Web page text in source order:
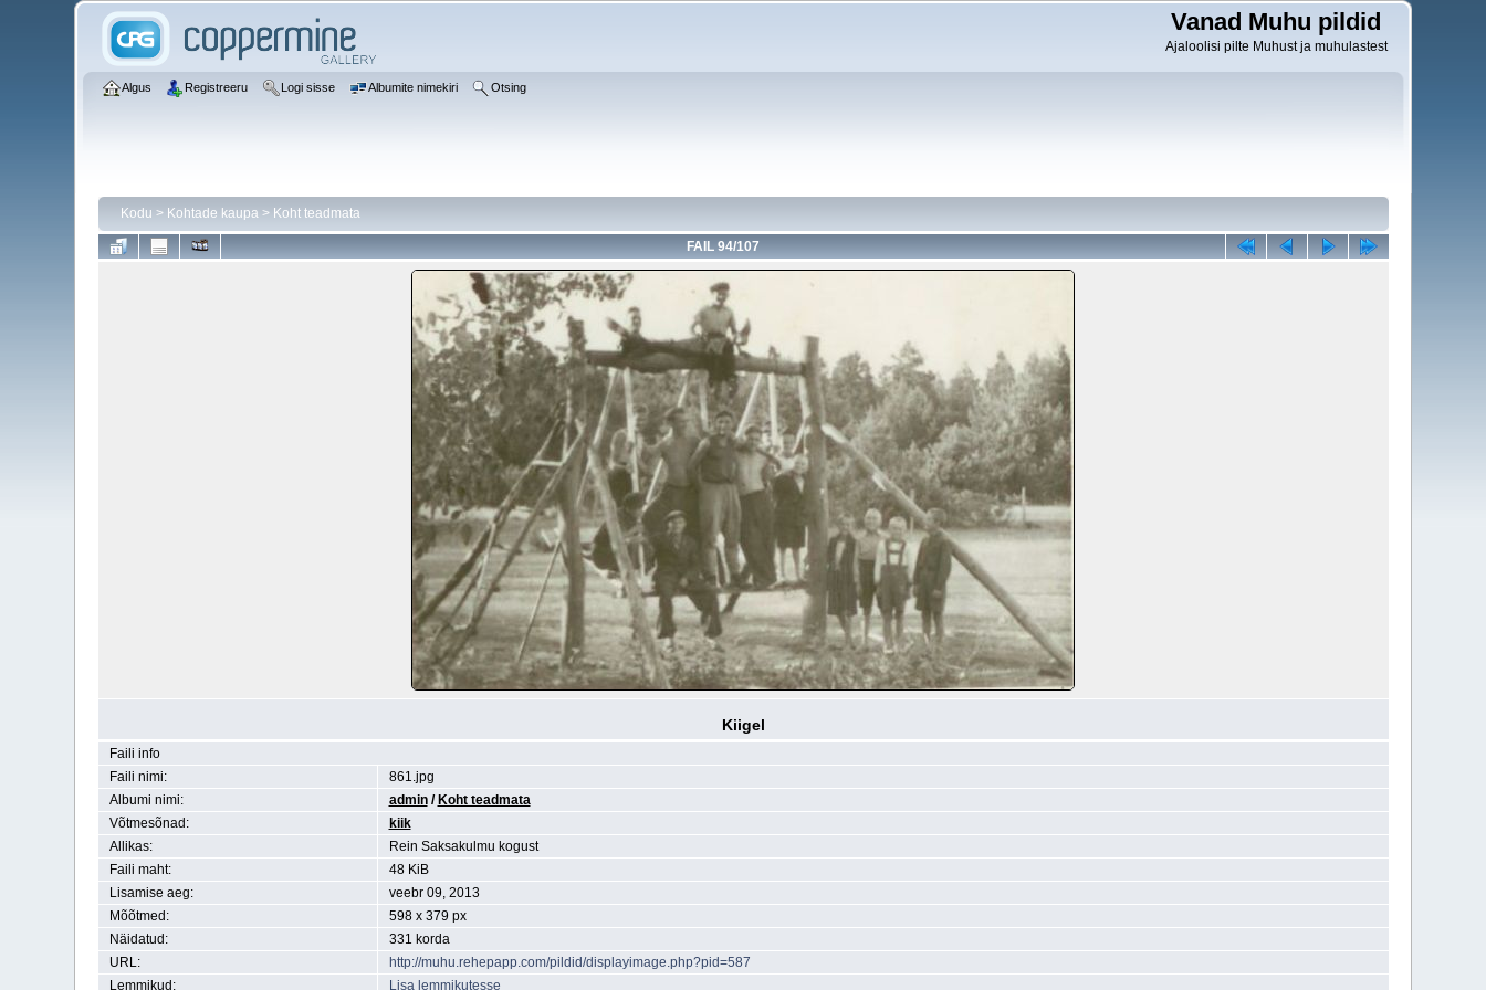
Vanad Muhu pildid
Ajaloolisi pilte Muhust ja muhulastest
Algus Registreeru Logi sisse Albumite nimekiri Otsing
Kodu > Kohtade kaupa> Koht teadmata
FAIL 94/107
Kiigel
Faili info
Faili nimi:
861.jpg
Albumi nimi:
admin/ Koht teadmata
Võtmesõnad:
kiik
Allikas:
Rein Saksakulmu kogust
Faili maht:
48 KiB
Lisamise aeg:
veebr 09, 2013
Mõõtmed:
598 x 379 px
Näidatud:
331 korda
URL:
http://muhu.rehepapp.com/pildid/displayimage.php?pid=587
Lemmikud:
Lisa lemmikutesse